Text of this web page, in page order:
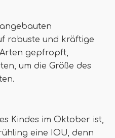
robuste und kräftige
gepfropft,
um die Größe des
Kindes im Oktober ist,
eine IOU, denn